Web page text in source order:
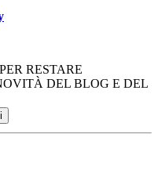
RESTARE
DEL BLOG E DEL